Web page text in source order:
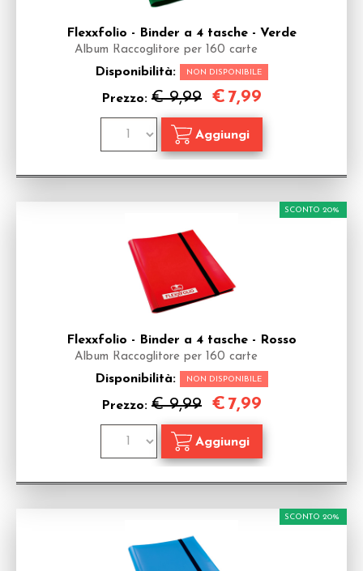
Flexxfolio - Binder a 4 tasche - Verde
Album Raccoglitore per 160 carte
Disponibilità: NON DISPONIBILE
Prezzo: € 9,99 € 7,99
Flexxfolio - Binder a 4 tasche - Rosso
Album Raccoglitore per 160 carte
Disponibilità: NON DISPONIBILE
Prezzo: € 9,99
SCONTO 20%
€ 7,99
SCONTO 20%